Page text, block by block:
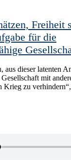
Freiheit
für die
aus dieser latenten
mit
Krieg zu